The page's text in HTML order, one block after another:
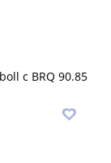
с BRQ 90.85